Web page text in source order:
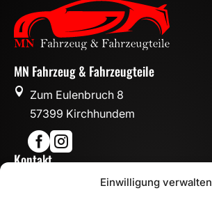
Einwilligung verwalten
MN Fahrzeug & Fahrzeugteile

Zum Eulenbruch 8
57399 Kirchhundem

Kontakt
info@mn-fahrzeugteile.de